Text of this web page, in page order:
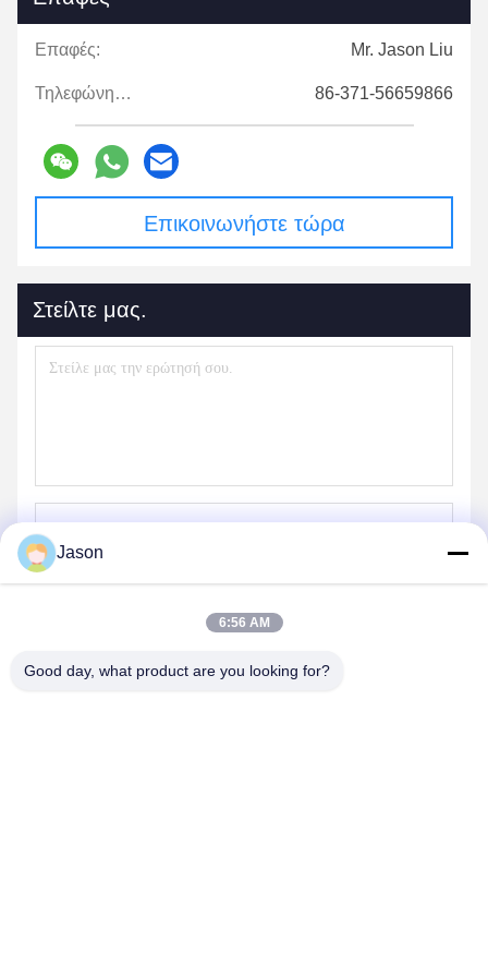
Επαφές: Mr. Jason Liu
Τηλεφώνημα: 86-371-56659866
Επικοινωνήστε τώρα
Στείλτε μας.
Jason
6:56 AM
Good day, what product are you looking for?